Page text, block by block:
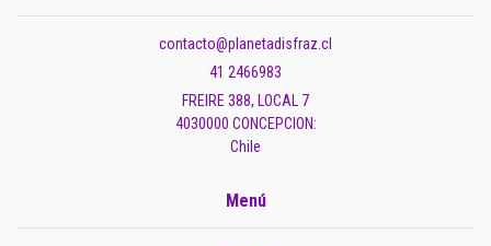
contacto@planetadisfraz.cl
41 2466983
FREIRE 388, LOCAL 7
4030000 CONCEPCION:
Chile
Menú